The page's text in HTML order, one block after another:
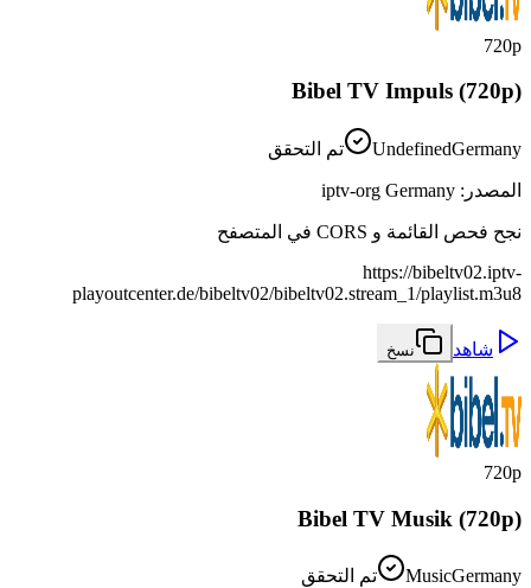
720p
Bibel TV Impuls (720p)
UndefinedGermany تم التحقق
المصدر :
iptv-org Germany
نجح فحص القائمة و CORS في المتصفح
https://bibeltv02.iptv-
playoutcenter.de/bibeltv02/bibeltv02.stream_1/playlist.m3u8
شاهد نسخ
720p
Bibel TV Musik (720p)
MusicGermany تم التحقق